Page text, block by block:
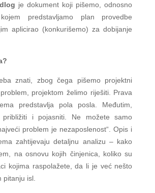
je dokument koji pišemo, odnosno
predstavljamo plan provedbe
aplicirao (konkurišemo) za dobijanje
znati, zbog čega pišemo projektni
projektom želimo riješiti. Prava
predstavlja pola posla. Međutim,
približiti i pojasniti. Ne možete samo
problem je nezaposlenost“. Opis i
zahtijevaju detaljnu analizu – kako
na osnovu kojih činjenica, koliko su
kojima raspolažete, da li je već nešto
pitanju isl.